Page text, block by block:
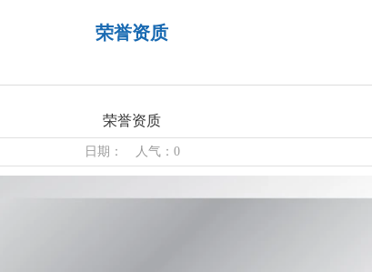
荣誉资质
荣誉资质
日期： 人气：0